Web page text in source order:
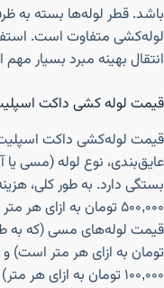
باشد. قطر لوله‌ها بسته
لوله‌کشی متفاوت است.
انتقال بهینه مبرد بسیار
قیمت لوله کشی داکت
قیمت لوله‌کشی داکت اسپلیت
عایق‌بندی، نوع لوله (مسی
۵۰۰,۰۰۰ تومان به ازای
۱۰۰,۰۰۰ تومان به ازای هر متر) می‌شود.